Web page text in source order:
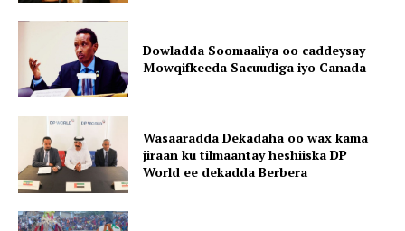
Dowladda Soomaaliya oo caddeysay
Mowqifkeeda Sacuudiga iyo Canada
Wasaaradda Dekadaha oo wax kama
jiraan ku tilmaantay heshiiska DP
World ee dekadda Berbera